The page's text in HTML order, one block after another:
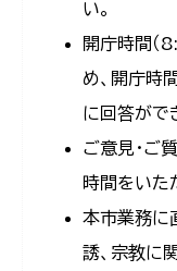
い。
開庁時間（
め、開庁時
に回答がで
ご意見・ご
時間をいた
本市業務に
誘、宗教に